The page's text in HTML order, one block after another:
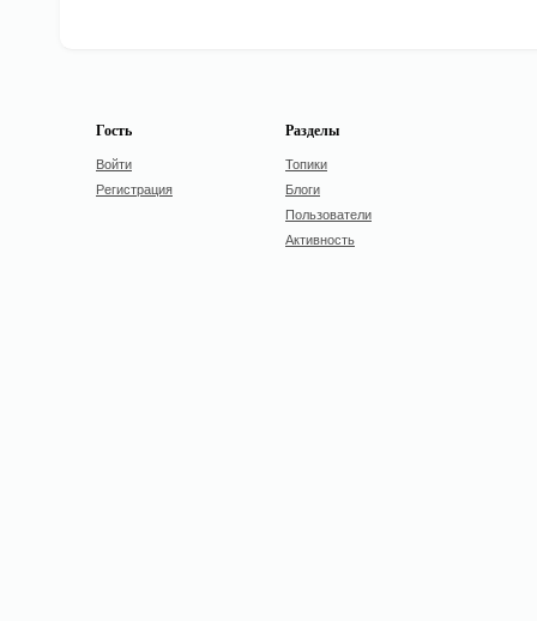
Гость
Войти
Регистрация
Разделы
Топики
Блоги
Пользователи
Активность